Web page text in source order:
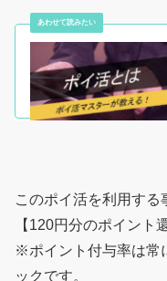
このポイ活を利用す
【120円分のポイント
※ポイント付与率は常
ックです。